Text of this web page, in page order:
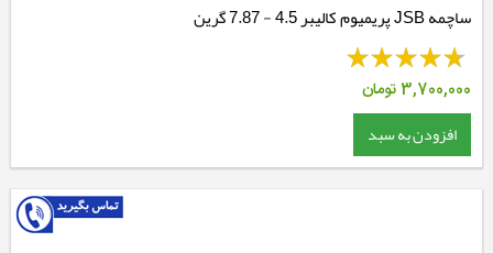
ساچمه JSB پریمیوم کالیبر 4.5 - 7.87 گرین
3,700,000تومان
افزودن به سبد